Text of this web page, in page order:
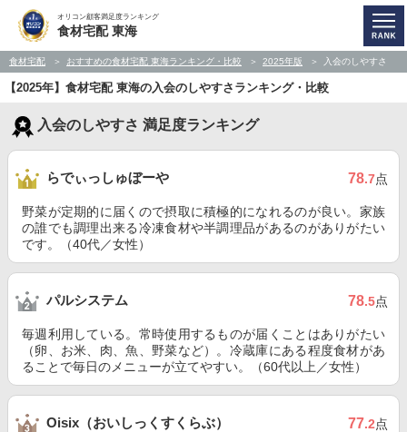
オリコン顧客満足度ランキング
食材宅配 東海
食材宅配 おすすめの食材宅配 東海ランキング・比較 2025年版 入会のしやすさ
【2025年】食材宅配 東海の入会のしやすさランキング・比較
入会のしやすさ 満足度ランキング
らでぃっしゅぼーや 78.7点
野菜が定期的に届くので摂取に積極的になれるのが良い。家族
の誰でも調理出来る冷凍食材や半調理品があるのがありがたい
です。（40代／女性）
パルシステム 78.5点
毎週利用している。常時使用するものが届くことはありがたい
（卵、お米、肉、魚、野菜など）。冷蔵庫にある程度食材があ
ることで毎日のメニューが立てやすい。（60代以上／女性）
Oisix（おいしっくすくらぶ） 77.2点